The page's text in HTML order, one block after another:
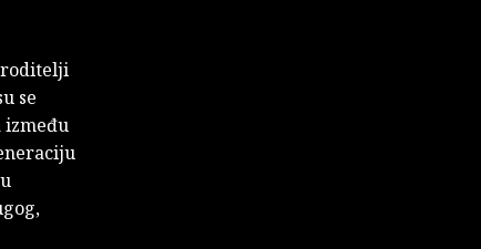
roditelji
se
između